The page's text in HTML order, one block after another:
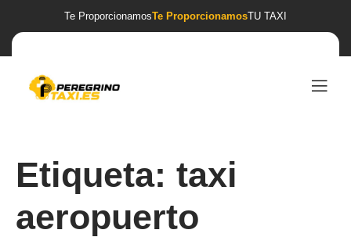
Te ProporcionamosTe ProporcionamosTU TAXI
Etiqueta: taxi
aeropuerto